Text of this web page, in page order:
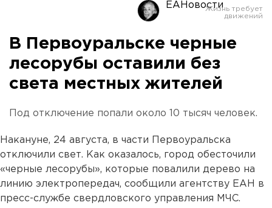
ЕАНовости
В Первоуральске черные
лесорубы оставили без
света местных жителей
Под отключение попали около 10 тысяч человек.
Накануне, 24 августа, в части Первоуральска
отключили свет. Как оказалось, город обесточили
«черные лесорубы», которые повалили дерево на
линию электропередач, сообщили агентству ЕАН в
пресс-службе свердловского управления МЧС.